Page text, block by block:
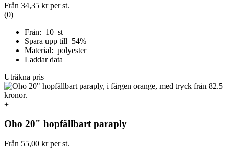
Från 34,35 krper st.
(0)
Från: 10 st
Spara upp till 54%
Material: polyester
Laddar data
Uträkna pris
+
Oho 20" hopfällbart paraply
Från 55,00 krper st.